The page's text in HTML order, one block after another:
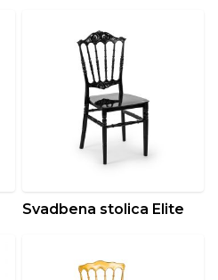
Svadbena stolica Elite